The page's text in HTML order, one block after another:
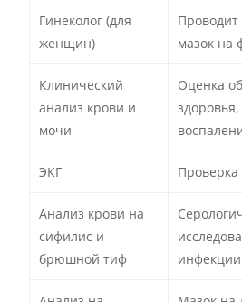
Гинеколог (для
женщин)
Проводит
мазок на
Клинический
анализ крови и
мочи
Оценка
ЭКГ
Анализ крови на
сифилис и
брюшной тиф